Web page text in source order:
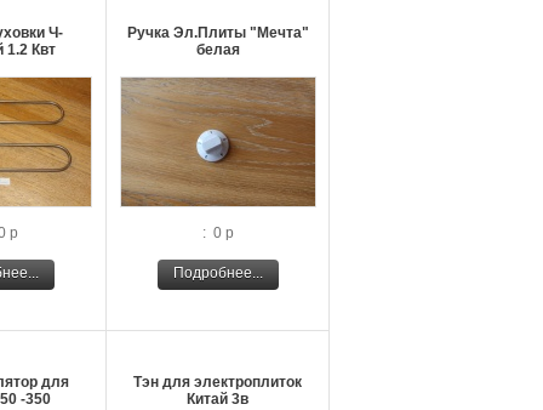
Ч-
1.2 Квт
р
Ручка Эл.Плиты "Мечта"
белая
: 0 р
Подробнее...
для
-350
Тэн для электроплиток
Китай 3в